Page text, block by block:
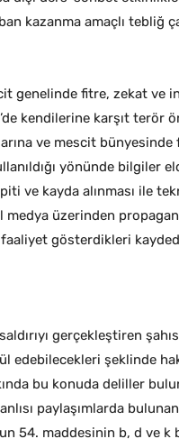
kazanma amaçlı tebliğ
genelinde fitre, zekat ve
kendilerine karşıt terör
ve mescit
yönünde bilgiler
ve kayda alınması ile
medya üzerinden
faaliyet gösterdikleri
gerçekleştiren
edebilecekleri şeklinde
bu konuda deliller
paylaşımlarda
54. maddesinin b, d ve k